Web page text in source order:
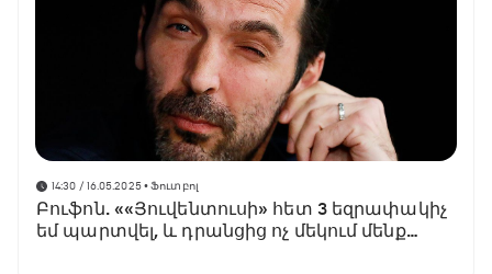
14:30 / 16.05.2025• Ֆուտբոլ
Բուֆոն. ««Յուվենտուսի» հետ 3 եզրափակիչ
եմ պարտվել, և դրանցից ոչ մեկում մենք